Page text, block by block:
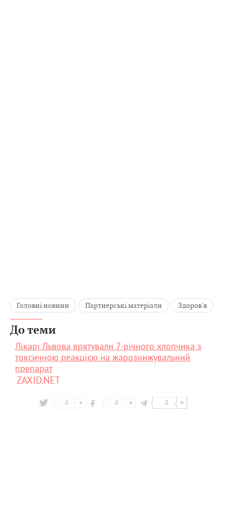
Головні новини Партнерські матеріали Здоров'я
До теми
Лікарі Львова врятували 7-річного хлопчика з
токсичною реакцією на жарознижувальний
препарат
ZAXID.NET
0 0 0